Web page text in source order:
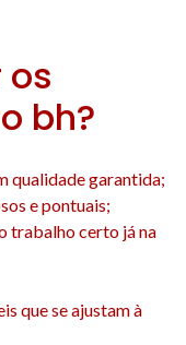
os
bh?
qualidade garantida;
e pontuais;
trabalho certo já na
que se ajustam à